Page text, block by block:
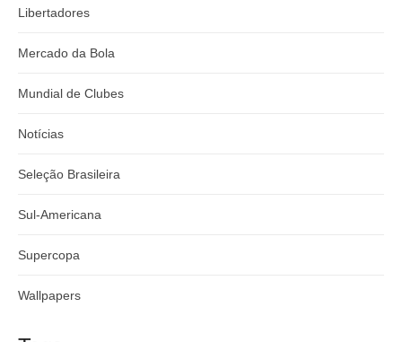
Libertadores
Mercado da Bola
Mundial de Clubes
Notícias
Seleção Brasileira
Sul-Americana
Supercopa
Wallpapers